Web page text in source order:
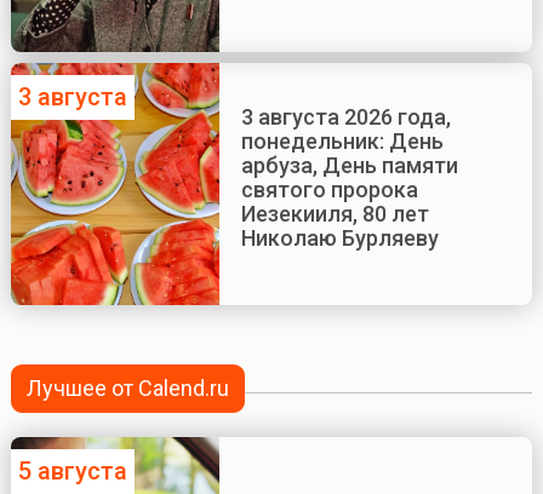
3 августа
3 августа 2026 года,
понедельник: День
арбуза, День памяти
святого пророка
Иезекииля, 80 лет
Николаю Бурляеву
Лучшее от Calend.ru
5 августа